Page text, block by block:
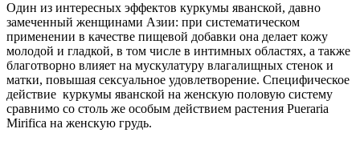
Один из интересных эффектов куркумы яванской, давно
замеченный женщинами Азии: при систематическом
применении в качестве пищевой добавки она делает кожу
молодой и гладкой, в том числе в интимных областях, а также
благотворно влияет на мускулатуру влагалищных стенок и
матки, повышая сексуальное удовлетворение. Специфическое
действие куркумы яванской на женскую половую систему
сравнимо со столь же особым действием растения Pueraria
Mirifica на женскую грудь.